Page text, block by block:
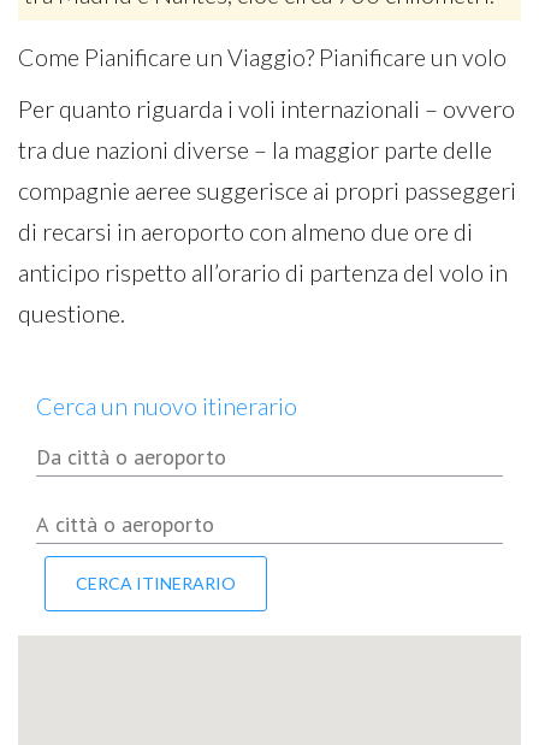
Come Pianificare un Viaggio? Pianificare un volo
Per quanto riguarda i voli internazionali – ovvero
tra due nazioni diverse – la maggior parte delle
compagnie aeree suggerisce ai propri passeggeri
di recarsi in aeroporto con almeno due ore di
anticipo rispetto all’orario di partenza del volo in
questione.
Cerca un nuovo itinerario